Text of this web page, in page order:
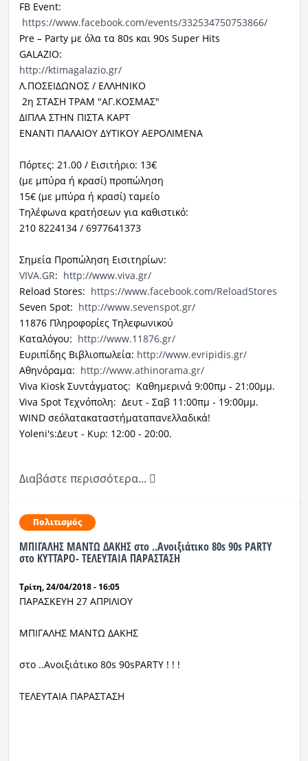
FB Event:
https://www.facebook.com/events/332534750753866/
Pre – Party με όλα τα80s και90s Super Hits
GALAZIO:
http://ktimagalazio.gr/
Λ.ΠΟΣΕΙΔΩΝΟΣ / ΕΛΛΗΝΙΚΟ
2η ΣΤΑΣΗ ΤΡΑΜ "ΑΓ.ΚΟΣΜΑΣ"
ΔΙΠΛΑ ΣΤΗΝ ΠΙΣΤΑ ΚΑΡΤ
ΕΝΑΝΤΙ ΠΑΛΑΙΟΥ ΔΥΤΙΚΟΥ ΑΕΡΟΛΙΜΕΝΑ
Πόρτες: 21.00 / Εισιτήριο: 13€
(με μπύρα ή κρασί) προπώληση
15€ (με μπύρα ή κρασί) ταμείο
Τηλέφωνα κρατήσεων για καθιστικό:
210 8224134 / 6977641373
Σημεία Προπώληση Εισιτηρίων:
VIVA.GR: http://www.viva.gr/
Reload Stores: https://www.facebook.com/ReloadStores
Seven Spot: http://www.sevenspot.gr/
11876 Πληροφορίες Τηλεφωνικού
Καταλόγου: http://www.11876.gr/
Ευριπίδης Βιβλιοπωλεία: http://www.evripidis.gr/
Αθηνόραμα: http://www.athinorama.gr/
Viva Kiosk Συντάγματος: Καθημερινά 9:00πμ - 21:00μμ.
Viva Spot Τεχνόπολη: Δευτ - Σαβ 11:00πμ - 19:00μμ.
WIND σεόλατακαταστήματαπανελλαδικά!
Yoleni's:Δευτ - Κυρ: 12:00 - 20:00.
Διαβάστε περισσότερα...
Πολιτισμός
ΜΠΙΓΑΛΗΣ ΜΑΝΤΩ ΔΑΚΗΣ στο ..Ανοιξιάτικο 80s 90s PARTY
στο ΚΥΤΤΑΡΟ- ΤΕΛΕΥΤΑΙΑ ΠΑΡΑΣΤΑΣΗ
Τρίτη, 24/04/2018 - 16:05
ΠΑΡΑΣΚΕΥΗ 27 ΑΠΡΙΛΙΟΥ
ΜΠΙΓΑΛΗΣ ΜΑΝΤΩ ΔΑΚΗΣ
στο ..Ανοιξιάτικο 80s 90sPARTY! ! !
ΤΕΛΕΥΤΑΙΑ ΠΑΡΑΣΤΑΣΗ